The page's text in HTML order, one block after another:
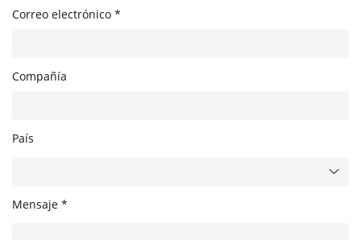
Correo electrónico *
Compañía
País
Mensaje *